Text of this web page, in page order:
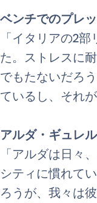
ベンチでのプレ
「イタリアの2
た。ストレスに
でもたないだろ
ているし、それ
アルダ・ギュレル
「アルダは日々
シティに慣れて
ろうが、我々は